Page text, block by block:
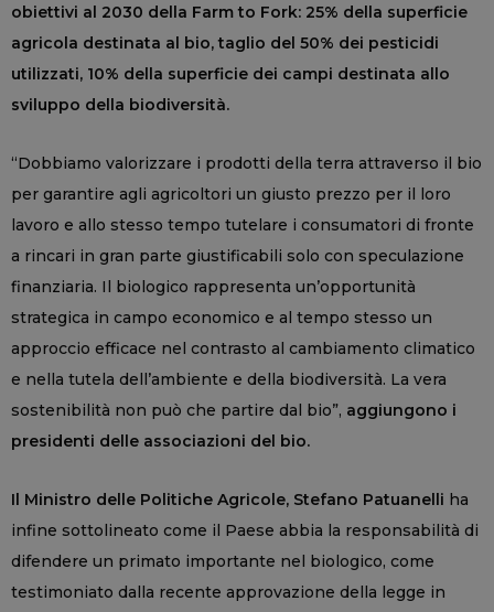
obiettivi al 2030 della Farm to Fork: 25% della superficie
agricola destinata al bio, taglio del 50% dei pesticidi
utilizzati, 10% della superficie dei campi destinata allo
sviluppo della biodiversità.
“Dobbiamo valorizzare i prodotti della terra attraverso il bio
per garantire agli agricoltori un giusto prezzo per il loro
lavoro e allo stesso tempo tutelare i consumatori di fronte
a rincari in gran parte giustificabili solo con speculazione
finanziaria. Il biologico rappresenta un’opportunità
strategica in campo economico e al tempo stesso un
approccio efficace nel contrasto al cambiamento climatico
e nella tutela dell’ambiente e della biodiversità. La vera
sostenibilità non può che partire dal bio”, aggiungono i
presidenti delle associazioni del bio.
Il Ministro delle Politiche Agricole, Stefano Patuanelli ha
infine sottolineato come il Paese abbia la responsabilità di
difendere un primato importante nel biologico, come
testimoniato dalla recente approvazione della legge in